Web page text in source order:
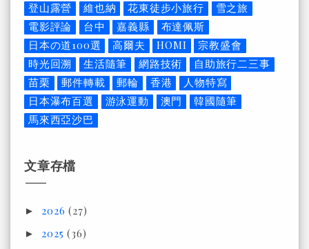
登山露營
維也納 花東徒步小旅行
雪之旅
電影評論
台中 嘉義縣
布達佩斯
日本の道100選
高爾夫 HOMI
宗教盛會
時光回溯
生活隨筆 網路技術
自助旅行二三事
苗栗
郵件轉載 郵輪 香港
人物特寫
日本瀑布百選
游泳運動 澳門
韓國隨筆
馬來西亞沙巴
文章存檔
► 2026(27)
► 2025(36)